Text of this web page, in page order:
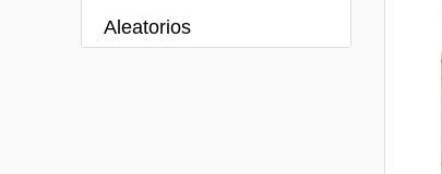
Aleatorios